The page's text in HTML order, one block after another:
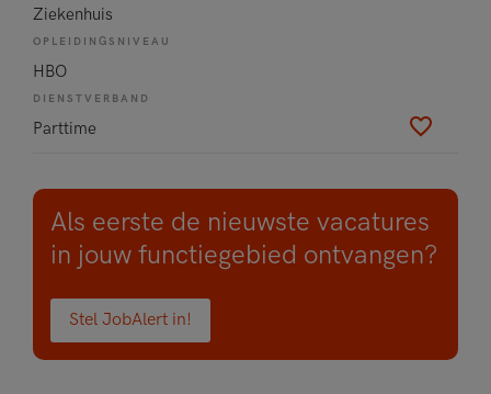
Ziekenhuis
OPLEIDINGSNIVEAU
HBO
DIENSTVERBAND
Parttime
Als eerste de nieuwste vacatures
in jouw functiegebied ontvangen?
Stel JobAlert in!